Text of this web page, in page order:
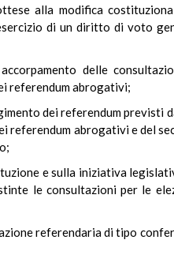
alla modifica
di un diritto di voto
delle
referendum abrogativi;
dei referendum previsti
referendum abrogativi e del
e sulla iniziativa
le consultazioni per le
referendaria di tipo